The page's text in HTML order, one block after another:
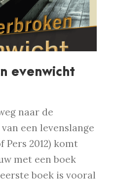
evenwicht
naar de
een levenslange
2012) komt
met een boek
boek is vooral